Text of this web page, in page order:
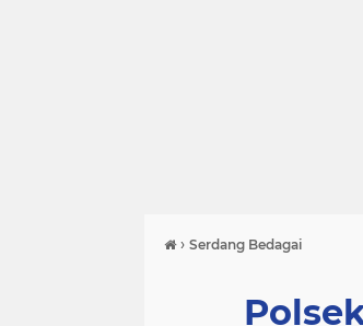
› Serdang Bedagai